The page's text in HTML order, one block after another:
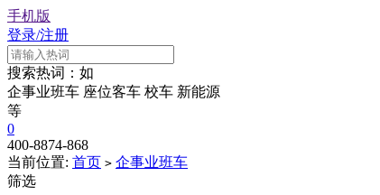
手机版
登录/注册
搜索热词：如
企事业班车 座位客车 校车 新能源
等
0
400-8874-868
当前位置: 首页 > 企事业班车
筛选